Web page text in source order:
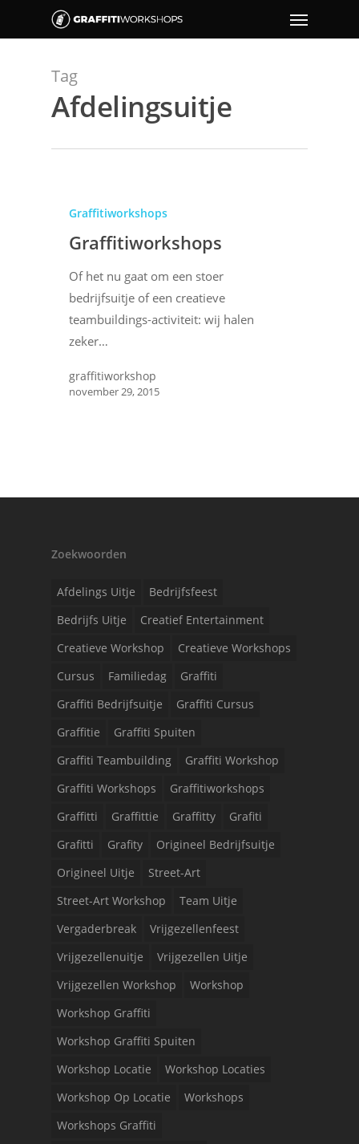
Tag
Afdelingsuitje
Graffitiworkshops
Graffitiworkshops
Of het nu gaat om een stoer
bedrijfsuitje of een creatieve
teambuildings-activiteit: wij halen
zeker…
graffitiworkshop
november 29, 2015
Zoekwoorden
Afdelings Uitje
Bedrijfsfeest
Bedrijfs Uitje
Creatief Entertainment
Creatieve Workshop
Creatieve Workshops
Cursus
Familiedag
Graffiti
Graffiti Bedrijfsuitje
Graffiti Cursus
Graffitie
Graffiti Spuiten
Graffiti Teambuilding
Graffiti Workshop
Graffiti Workshops
Graffitiworkshops
Graffitti
Graffittie Graffitty
Grafiti
Grafitti
Grafity
Origineel Bedrijfsuitje
Origineel Uitje
Street-Art
Street-Art Workshop
Team Uitje
Vergaderbreak
Vrijgezellenfeest
Vrijgezellenuitje
Vrijgezellen Uitje
Vrijgezellen Workshop
Workshop
Workshop Graffiti
Workshop Graffiti Spuiten
Workshop Locatie
Workshop Locaties
Workshop Op Locatie
Workshops
Workshops Graffiti